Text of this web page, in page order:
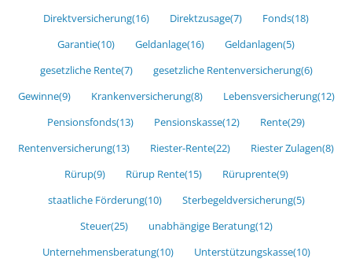
Direktversicherung(16) Direktzusage(7) Fonds(18)
Garantie(10) Geldanlage(16) Geldanlagen(5)
gesetzliche Rente(7) gesetzliche Rentenversicherung(6)
Gewinne(9) Krankenversicherung(8) Lebensversicherung(12)
Pensionsfonds(13) Pensionskasse(12) Rente(29)
Rentenversicherung(13) Riester-Rente(22) Riester Zulagen(8)
Rürup(9) Rürup Rente(15) Rüruprente(9)
staatliche Förderung(10) Sterbegeldversicherung(5)
Steuer(25) unabhängige Beratung(12)
Unternehmensberatung(10) Unterstützungskasse(10)